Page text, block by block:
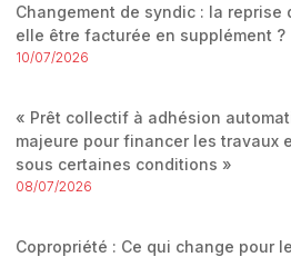
Changement de syndic : la
elle être facturée en supplément ?
10/07/2026
« Prêt collectif à adhésion
majeure pour financer les travaux
sous certaines conditions »
08/07/2026
Copropriété : Ce qui change pour